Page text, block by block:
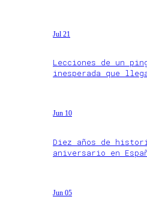
Jul 21
Lecciones de un
inesperada que
Jun 10
Diez años de
aniversario en
Jun 05